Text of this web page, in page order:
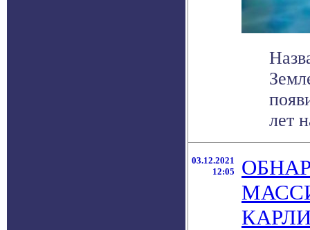
лет
03.12.2021
12:05